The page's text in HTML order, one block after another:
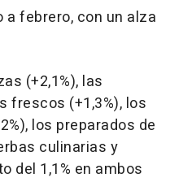
febrero, con un alza
(+2,1%), las
frescos (+1,3%), los
los preparados de
culinarias y
del 1,1% en ambos